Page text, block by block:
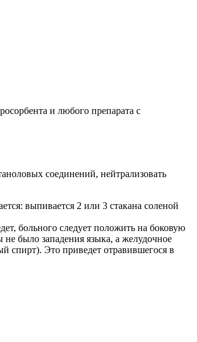
и любого препарата с
соединений, нейтрализовать
выпивается 2 или 3 стакана соленой
больного следует положить на боковую
было западения языка, а желудочное
спирт). Это приведет отравившегося в